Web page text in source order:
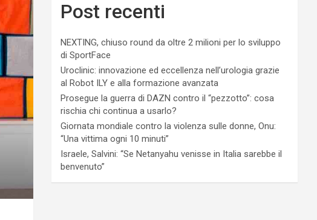
Post recenti
NEXTING, chiuso round da oltre 2 milioni per lo sviluppo
di SportFace
Uroclinic: innovazione ed eccellenza nell’urologia grazie
al Robot ILY e alla formazione avanzata
Prosegue la guerra di DAZN contro il “pezzotto”: cosa
rischia chi continua a usarlo?
Giornata mondiale contro la violenza sulle donne, Onu:
“Una vittima ogni 10 minuti”
Israele, Salvini: “Se Netanyahu venisse in Italia sarebbe il
benvenuto”